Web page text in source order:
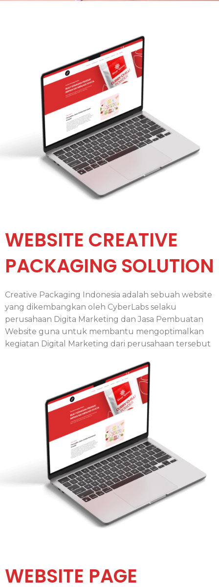
WEBSITE CREATIVE
PACKAGING SOLUTION
Creative Packaging Indonesia adalah sebuah website
yang dikembangkan oleh CyberLabs selaku
perusahaan Digita Marketing dan Jasa Pembuatan
Website guna untuk membantu mengoptimalkan
kegiatan Digital Marketing dari perusahaan tersebut
WEBSITE PAGE